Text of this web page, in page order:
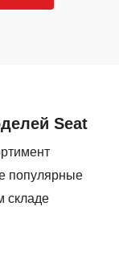
Seat
популярные
складе